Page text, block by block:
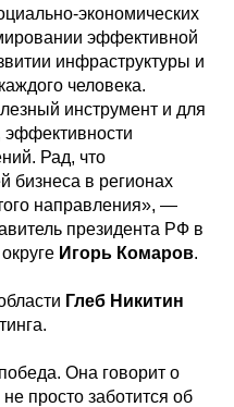
экономических
эффективной
инфраструктуры и
человека.
инструмент и для
эффективности
Рад, что
бизнеса в регионах
направления», —
президента РФ в
Игорь Комаров.
Глеб Никитин
Она говорит о
просто заботится об